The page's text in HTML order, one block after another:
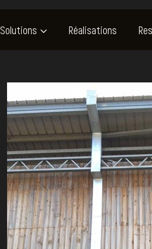
Solutions Réalisations